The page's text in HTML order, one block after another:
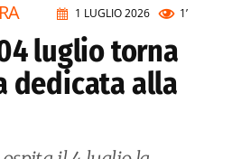
1 LUGLIO 2026 1’
luglio torna
dedicata alla